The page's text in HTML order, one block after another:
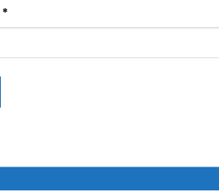
*Bắt
buộc